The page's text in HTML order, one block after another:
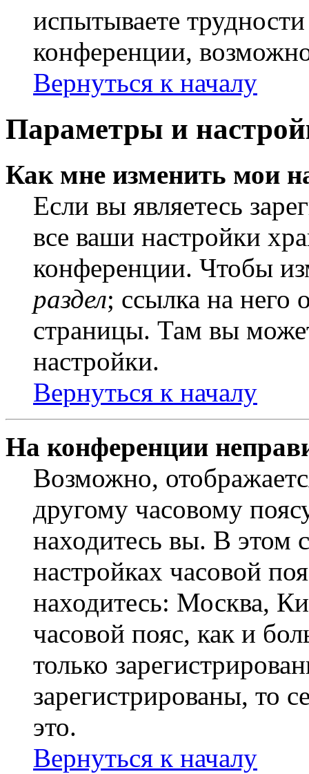
испытываете
конференции,
Вернуться к началу
Параметры и
Как мне изменить мои
Если вы являетесь
все ваши настройки
конференции. Чтобы
раздел; ссылка на него
страницы. Там вы
настройки.
Вернуться к началу
На конференции
Возможно,
другому часовому
находитесь вы. В этом
настройках часовой
находитесь: Москва,
часовой пояс, как и
только
зарегистрированы, то
это.
Вернуться к началу